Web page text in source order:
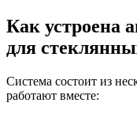
Как устроена
для
Система состоит из
работают вместе: